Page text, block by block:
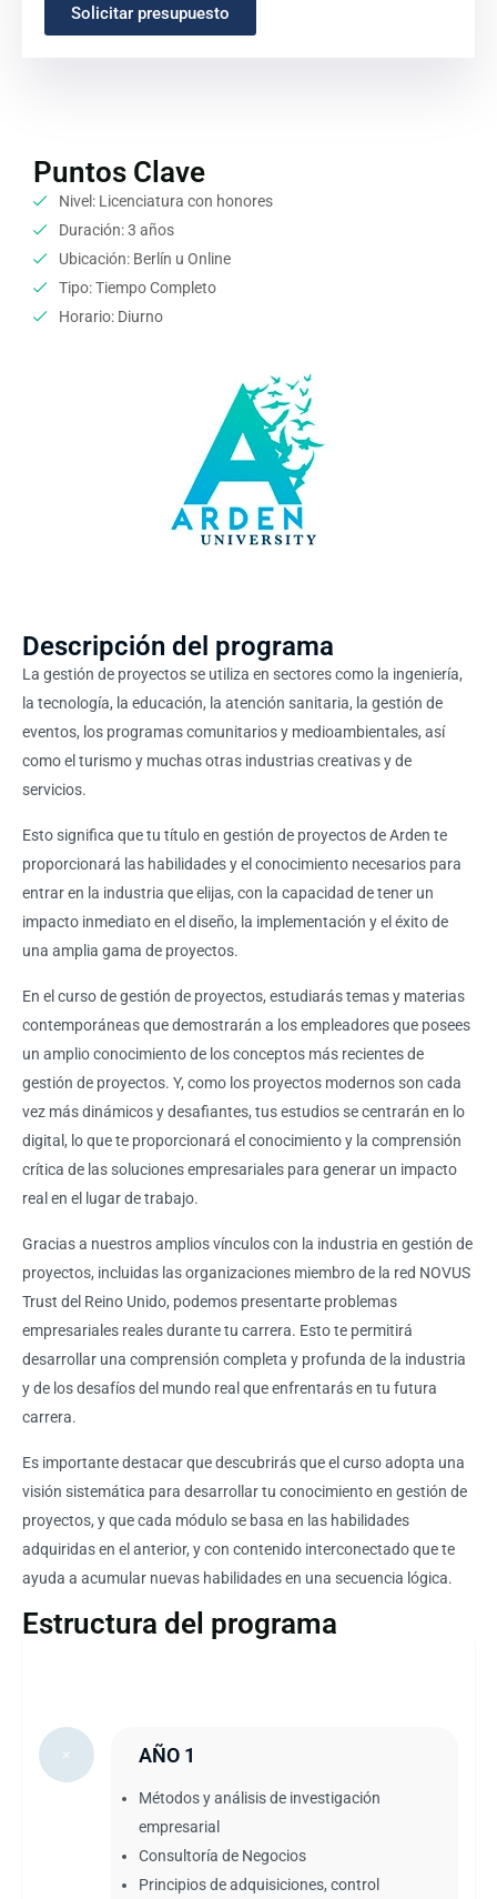
Solicitar presupuesto
Puntos Clave
Nivel: Licenciatura con honores
Duración: 3 años
Ubicación: Berlín u Online
Tipo: Tiempo Completo
Horario: Diurno
Descripción del programa
La gestión de proyectos se utiliza en sectores como la ingeniería,
la tecnología, la educación, la atención sanitaria, la gestión de
eventos, los programas comunitarios y medioambientales, así
como el turismo y muchas otras industrias creativas y de
servicios.
Esto significa que tu título en gestión de proyectos de Arden te
proporcionará las habilidades y el conocimiento necesarios para
entrar en la industria que elijas, con la capacidad de tener un
impacto inmediato en el diseño, la implementación y el éxito de
una amplia gama de proyectos.
En el curso de gestión de proyectos, estudiarás temas y materias
contemporáneas que demostrarán a los empleadores que posees
un amplio conocimiento de los conceptos más recientes de
gestión de proyectos. Y, como los proyectos modernos son cada
vez más dinámicos y desafiantes, tus estudios se centrarán en lo
digital, lo que te proporcionará el conocimiento y la comprensión
crítica de las soluciones empresariales para generar un impacto
real en el lugar de trabajo.
Gracias a nuestros amplios vínculos con la industria en gestión de
proyectos, incluidas las organizaciones miembro de la red NOVUS
Trust del Reino Unido, podemos presentarte problemas
empresariales reales durante tu carrera. Esto te permitirá
desarrollar una comprensión completa y profunda de la industria
y de los desafíos del mundo real que enfrentarás en tu futura
carrera.
Es importante destacar que descubrirás que el curso adopta una
visión sistemática para desarrollar tu conocimiento en gestión de
proyectos, y que cada módulo se basa en las habilidades
adquiridas en el anterior, y con contenido interconectado que te
ayuda a acumular nuevas habilidades en una secuencia lógica.
Estructura del programa
AÑO 1
Métodos y análisis de investigación
empresarial
Consultoría de Negocios
Principios de adquisiciones, control